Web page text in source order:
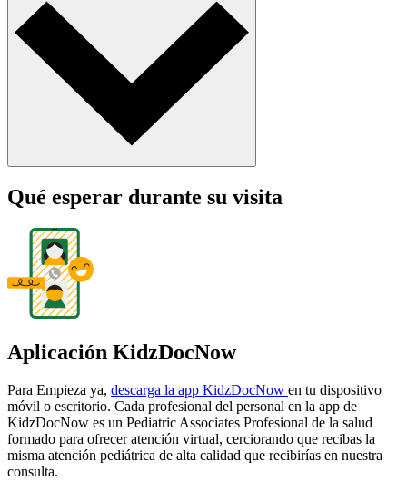
Qué esperar durante su visita
Aplicación KidzDocNow
Para Empieza ya, descarga la app KidzDocNow en tu dispositivo
móvil o escritorio. Cada profesional del personal en la app de
KidzDocNow es un Pediatric Associates Profesional de la salud
formado para ofrecer atención virtual, cerciorando que recibas la
misma atención pediátrica de alta calidad que recibirías en nuestra
consulta.